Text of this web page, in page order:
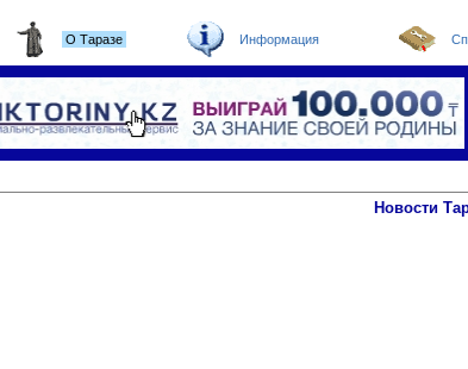
О Таразе Информация
Новости